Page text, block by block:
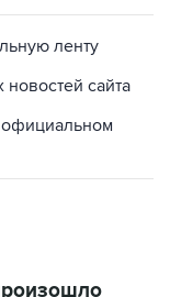
ленту
сайта
официальном